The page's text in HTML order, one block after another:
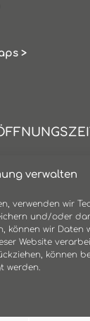
verwalten
verwenden wir
und/oder
können wir Daten
Website
können
werden.
>
bis 12:00 Uhr
bis 12:00 Uhr
bis 17:00 Uhr
bis 12:00 Uhr
bis 18:00 Uhr